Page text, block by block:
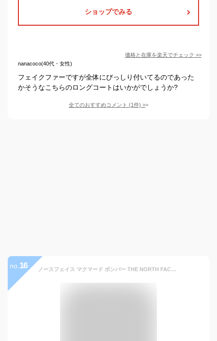
ショップでみる
価格と在庫を楽天でチェック >>
nanacoco(40代・女性)
フェイクファーですが全体にびっしり付いてるのであった
かそうなこちらのロングコートはいかがでしょうか?
全てのおすすめコメント (1件) >
no. 16 ノースフェイス マクマード ボンバー THE NORTH FACE MEN'S MCMURDO BOMBER 旧 ゴッサムジャケット アンタークティカパーカ アンタークティカパーカーUSモデル ファー付ダウンジャケット マクマードパーカー ショート丈 N-2B 品番 NF0A5GD9